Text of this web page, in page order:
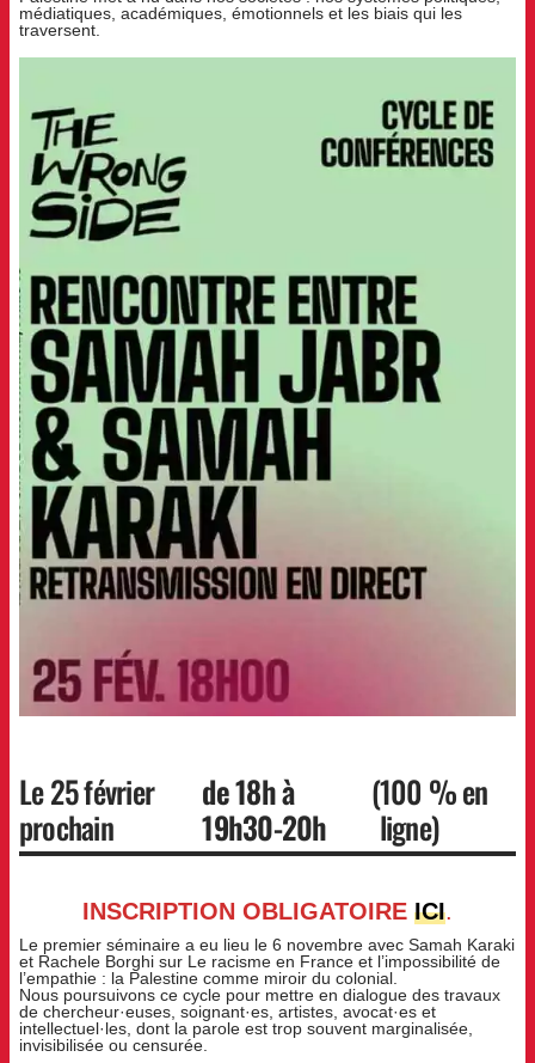
médiatiques, académiques, émotionnels et les biais qui les
traversent.
Le 25 février
prochain
de 18h à
19h30-20h
(100 % en
ligne)
INSCRIPTION OBLIGATOIRE ICI.
Le premier séminaire a eu lieu le 6 novembre avec Samah Karaki
et Rachele Borghi sur Le racisme en France et l’impossibilité de
l’empathie : la Palestine comme miroir du colonial.
Nous poursuivons ce cycle pour mettre en dialogue des travaux
de chercheur·euses, soignant·es, artistes, avocat·es et
intellectuel·les, dont la parole est trop souvent marginalisée,
invisibilisée ou censurée.